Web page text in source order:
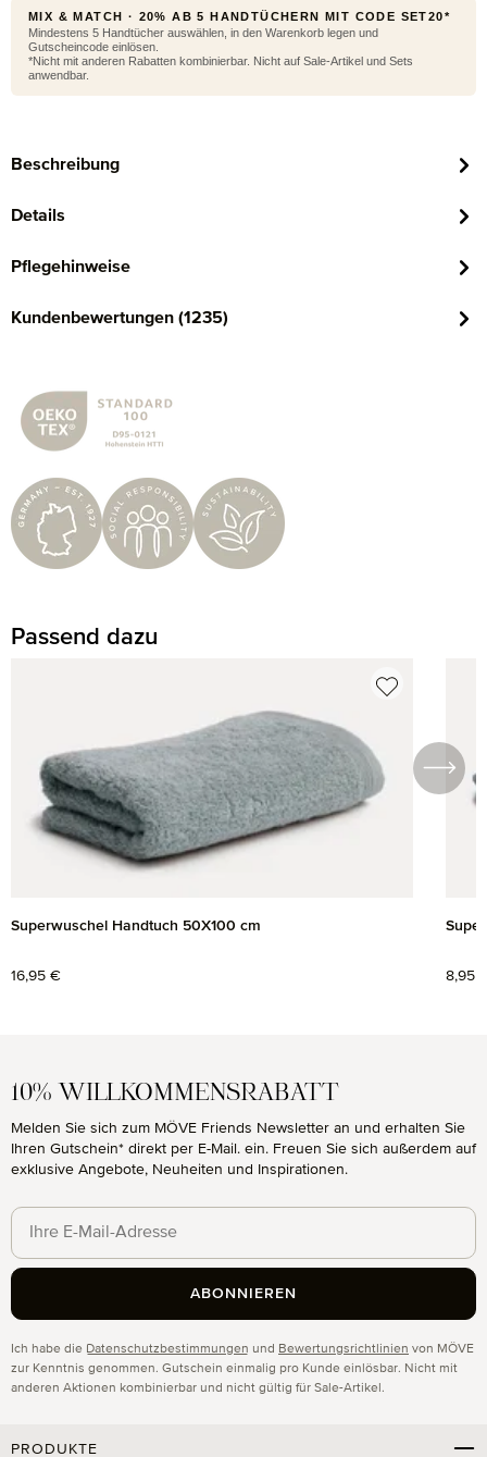
MIX & MATCH · 20% AB 5 HANDTÜCHERN MIT CODE SET20*
Mindestens 5 Handtücher auswählen, in den Warenkorb legen und
Gutscheincode einlösen.
*Nicht mit anderen Rabatten kombinierbar. Nicht auf Sale-Artikel und Sets
anwendbar.
Beschreibung
Details
Pflegehinweise
Kundenbewertungen (1235)
Passend dazu
Superwuschel Handtuch 50X100 cm
Regulärer Preis:
16,95 € 8,95
10% WILLKOMMENSRABATT
Melden Sie sich zum MÖVE Friends Newsletter an und erhalten Sie
Ihren Gutschein* direkt per E-Mail. ein. Freuen Sie sich außerdem auf
exklusive Angebote, Neuheiten und Inspirationen.
Ich habe die Datenschutzbestimmungen und Bewertungsrichtlinien von MÖVE
zur Kenntnis genommen. Gutschein einmalig pro Kunde einlösbar. Nicht mit
anderen Aktionen kombinierbar und nicht gültig für Sale-Artikel.
ABONNIEREN
PRODUKTE